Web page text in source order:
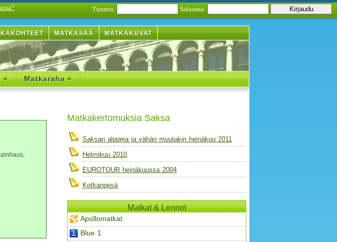
Tunnus: Salasana:
MATKASÄÄ MATKAKUVAT
» Matkaraha »
Matkakertomuksia Saksa
Saksan alppeja ja vähän muutakin heinäkuu 2011
Helmikuu 2010
EUROTOUR heinäkuussa 2004
Kotkanpesä
Matkat & Lennot
Apollomatkat
Blue 1